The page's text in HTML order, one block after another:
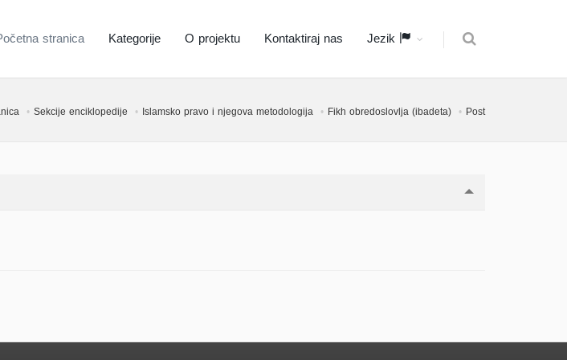
stranica Kategorije O projektu Kontaktiraj nas Jezik
Sekcije enciklopedije Islamsko pravo i njegova metodologija Fikh obredoslovlja (ibadeta) Post